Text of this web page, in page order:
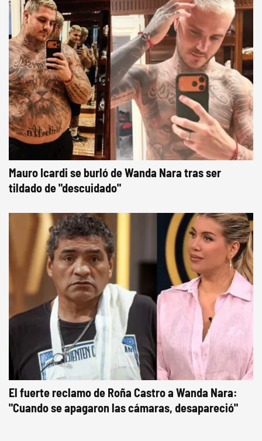
Mauro Icardi se burló de Wanda Nara tras ser
tildado de "descuidado"
El fuerte reclamo de Roña Castro a Wanda Nara:
"Cuando se apagaron las cámaras, desapareció"